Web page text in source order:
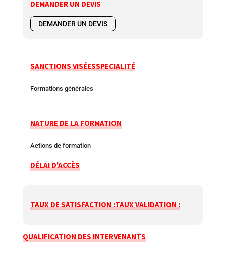
DEMANDER UN DEVIS
DEMANDER UN DEVIS
SANCTIONS VISÉESSPECIALITÉ
Formations générales
NATURE DE LA FORMATION
Actions de formation
DÉLAI D'ACCÈS
TAUX DE SATISFACTION :TAUX VALIDATION :
QUALIFICATION DES INTERVENANTS